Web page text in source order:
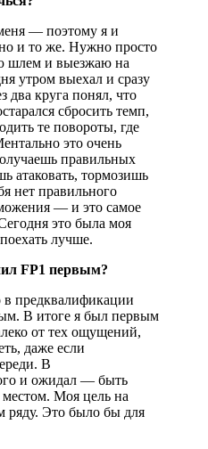
— поэтому я и
и то же. Нужно просто
шлем и выезжаю на
утром выехал и сразу
два круга понял, что
сбросить темп,
те повороты, где
это очень
правильных
атаковать, тормозишь
нет правильного
— и это самое
это была моя
лучше.
FP1 первым?
предквалификации
В итоге я был первым
от тех ощущений,
даже если
В
и ожидал — быть
Моя цель на
ряду. Это было бы для